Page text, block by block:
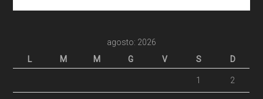
agosto: 2026
L
M M G V S D
1 2